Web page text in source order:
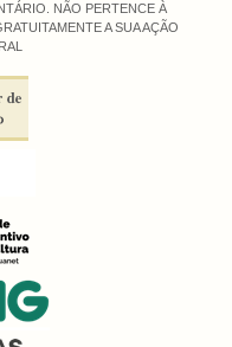
NÃO PERTENCE À
A SUA AÇÃO